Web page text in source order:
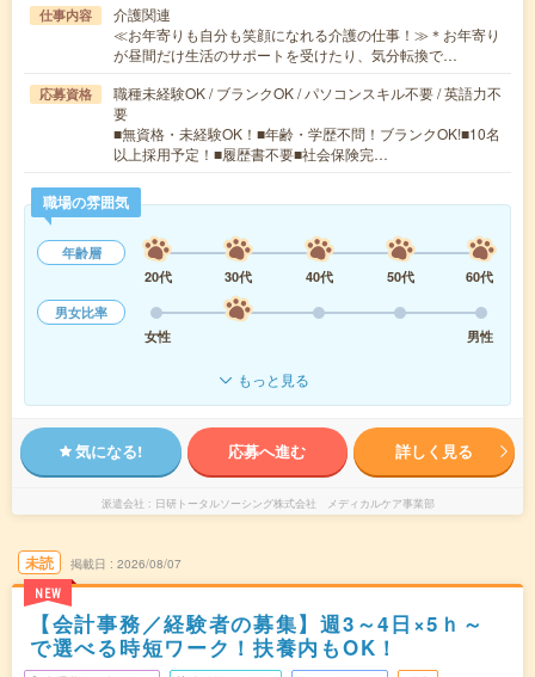
仕事内容
介護関連
≪お年寄りも自分も笑顔になれる介護の仕事！≫＊お年寄り
が昼間だけ生活のサポートを受けたり、気分転換で…
応募資格
職種未経験OK / ブランクOK / パソコンスキル不要 / 英語力不
要
■無資格・未経験OK！■年齢・学歴不問！ブランクOK!■10名
以上採用予定！■履歴書不要■社会保険完…
職場の雰囲気
年齢層
20代
30代 40代 50代
60代
男女比率
女性
男性
もっと見る
気になる! 応募へ進む 詳しく見る
派遣会社 日研トータルソーシング株式会社 メディカルケア事業部
未読
NEW
掲載日 2026/08/07
【会計事務／経験者の募集】週3～4日×5ｈ～
で選べる時短ワーク！扶養内もOK！